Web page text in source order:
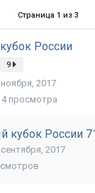
Страница 1 из 3
России
9
2017
просмотра
кубок России
2017